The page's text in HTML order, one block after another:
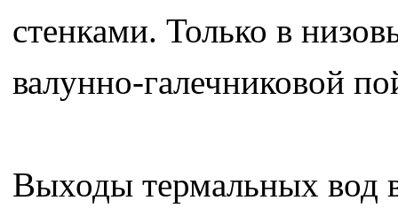
стенками. Только в
валунно-галечниковой
Выходы термальных вод